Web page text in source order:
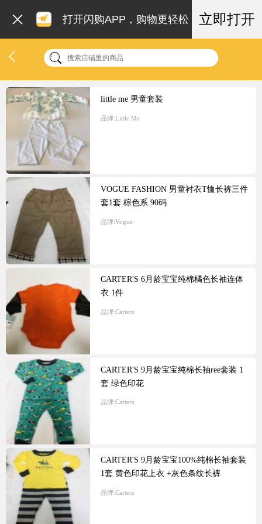
打开闪购APP，购物更轻松 立即打开
little me 男童套装
品牌:Little Me
VOGUE FASHION 男童衬衣T恤长裤三件
套1套 棕色系 90码
品牌:Vogue
CARTER'S 6月龄宝宝纯棉橘色长袖连体
衣 1件
品牌:Carters
CARTER'S 9月龄宝宝纯棉长袖ree套装 1
套 绿色印花
品牌:Carters
CARTER'S 9月龄宝宝100%纯棉长袖套装
1套 黄色印花上衣 +灰色条纹长裤
品牌:Carters